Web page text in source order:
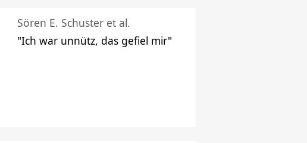
Sören E. Schuster et al.
"Ich war unnütz, das gefiel mir"